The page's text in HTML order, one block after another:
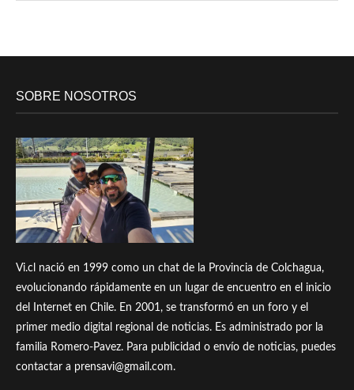
SOBRE NOSOTROS
Vi.cl nació en 1999 como un chat de la Provincia de Colchagua,
evolucionando rápidamente en un lugar de encuentro en el inicio
del Internet en Chile. En 2001, se transformó en un foro y el
primer medio digital regional de noticias. Es administrado por la
familia Romero-Pavez. Para publicidad o envío de noticias, puedes
contactar a prensavi@gmail.com.